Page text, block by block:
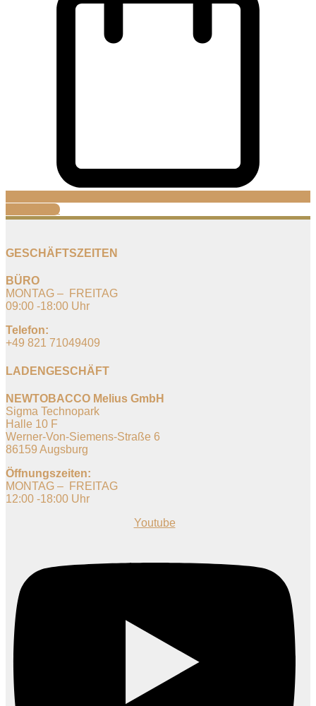
Warenkorb
GESCHÄFTSZEITEN
BÜRO
MONTAG – FREITAG
09:00 -18:00 Uhr
Telefon:
+49 821 71049409
LADENGESCHÄFT
NEWTOBACCO Melius GmbH
Sigma Technopark
Halle 10 F
Werner-Von-Siemens-Straße 6
86159 Augsburg
Öffnungszeiten:
MONTAG – FREITAG
12:00 -18:00 Uhr
Youtube